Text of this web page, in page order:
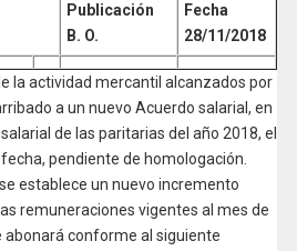
Publicación
B. O.
Fecha
28/11/2018
la actividad mercantil alcanzados por
a un nuevo Acuerdo salarial, en
de las paritarias del año 2018, el
pendiente de homologación.
establece un nuevo incremento
remuneraciones vigentes al mes de
abonará conforme al siguiente